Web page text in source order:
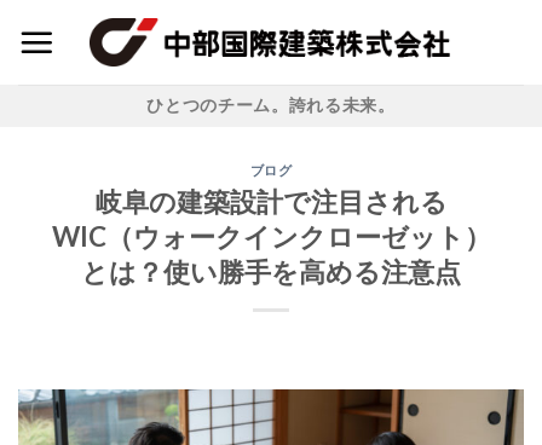
ひとつのチーム。誇れる未来。
ブログ
岐阜の建築設計で注目される
WIC（ウォークインクローゼット）
とは？使い勝手を高める注意点